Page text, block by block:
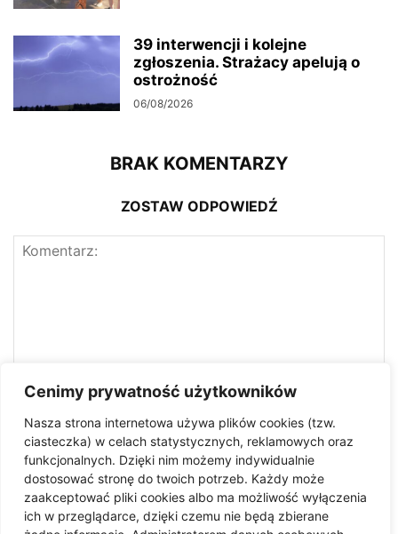
Cenimy prywatność użytkowników
Nasza strona internetowa używa plików cookies (tzw.
ciasteczka) w celach statystycznych, reklamowych oraz
funkcjonalnych. Dzięki nim możemy indywidualnie
dostosować stronę do twoich potrzeb. Każdy może
zaakceptować pliki cookies albo ma możliwość wyłączenia
ich w przeglądarce, dzięki czemu nie będą zbierane
39 interwencji i kolejne
zgłoszenia. Strażacy apelują o
ostrożność
06/08/2026
BRAK KOMENTARZY
ZOSTAW ODPOWIEDŹ